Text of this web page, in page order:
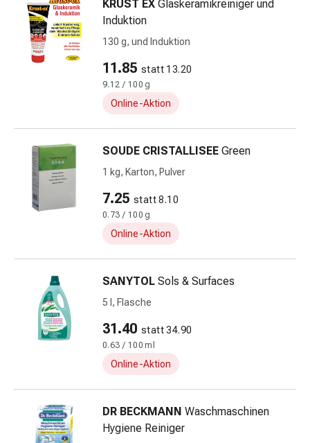
Hautausschlag
Akne
Naturmittel
Gemmotherapie
Homöopathie
Pflanzenheilkunde
Schüssler
Salz
Spagyrik
Anthroposophika
&
Prostata
Prostata
Nieren-
Blasenbeschwerden
Kopfschmerzen
Migräne
KRUST EX Glaskeramikreiniger und
Induktion
130 g, und Induktion
11.85 statt 13.20
9.12 / 100 g
Online-Aktion
SOUDE CRISTALLISEE Green
1 kg, Karton, Pulver
7.25 statt 8.10
0.73 / 100 g
Online-Aktion
SANYTOL Sols & Surfaces
5 l, Flasche
31.40 statt 34.90
0.63 / 100 ml
Online-Aktion
DR BECKMANN Waschmaschinen
Hygiene Reiniger